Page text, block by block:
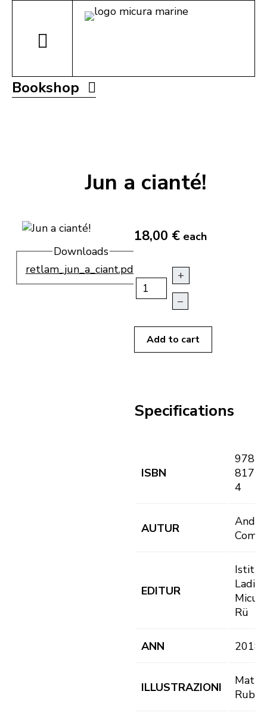
Bookshop
Jun a cianté!
Downloads
retlam_jun_a_ciant.pdf
18,00 € each
+
–
Add to cart
Specifications
ISBN
978-
4
AUTUR
André
EDITUR
Istitut
Ladin
Rü
ANN 2018
ILLUSTRAZIONI